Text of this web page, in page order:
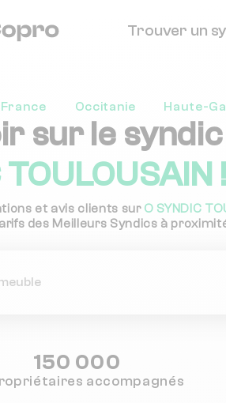
Trouver un
Occitanie Haute-
sur le syndic
TOULOUSAIN !
et avis clients sur O SYNDIC
des Meilleurs Syndics à
150 000
accompagnés